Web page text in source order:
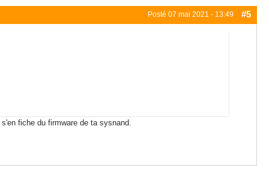
Posté 07 mai 2021 - 13:49 #5
fiche du firmware de ta sysnand.